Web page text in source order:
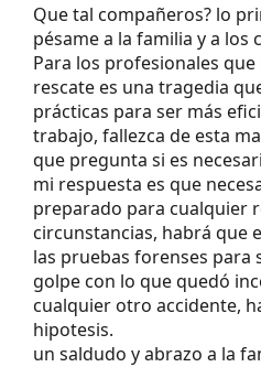
Que tal compañeros? lo
pésame a la familia y a los
Para los profesionales
rescate es una tragedia
prácticas para ser más
trabajo, fallezca de esta
que pregunta si es
mi respuesta es que
preparado para cualquier
circunstancias, habrá que
las pruebas forenses para
golpe con lo que quedó
cualquier otro accidente,
hipotesis.
un saldudo y abrazo a la